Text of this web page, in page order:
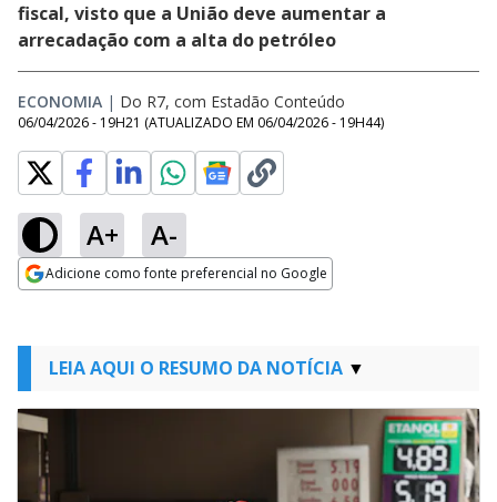
fiscal, visto que a União deve aumentar a
arrecadação com a alta do petróleo
ECONOMIA | Do R7, com Estadão Conteúdo
06/04/2026 - 19H21 (ATUALIZADO EM 06/04/2026 - 19H44)
A+ A-
Adicione como fonte preferencial no Google
LEIA AQUI O RESUMO DA NOTÍCIA